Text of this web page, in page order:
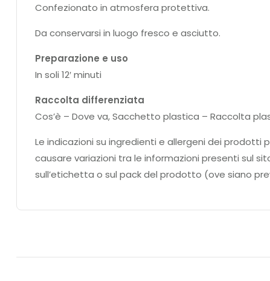
Confezionato in atmosfera protettiva.
Da conservarsi in luogo fresco e asciutto.
Preparazione e uso
In soli 12′ minuti
Raccolta differenziata
Cos’è – Dove va, Sacchetto plastica – Raccolta
Le indicazioni su ingredienti e allergeni dei
causare variazioni tra le informazioni presenti sul
sull’etichetta o sul pack del prodotto (ove siano